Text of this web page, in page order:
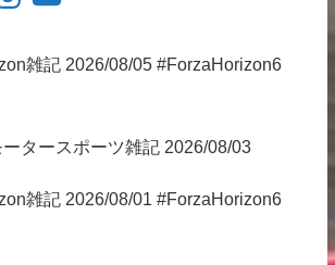
雑記 2026/08/05 #ForzaHorizon6
タースポーツ雑記 2026/08/03
雑記 2026/08/01 #ForzaHorizon6